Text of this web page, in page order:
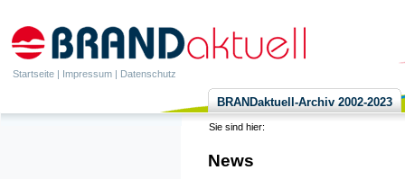
Startseite | Impressum | Datenschutz
BRANDaktuell-Archiv 2002-2023
Sie sind hier:
News